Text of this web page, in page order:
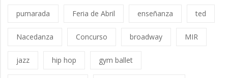
pumarada Feria de Abril enseñanza ted
Nacedanza Concurso broadway MIR
jazz hip hop gym ballet